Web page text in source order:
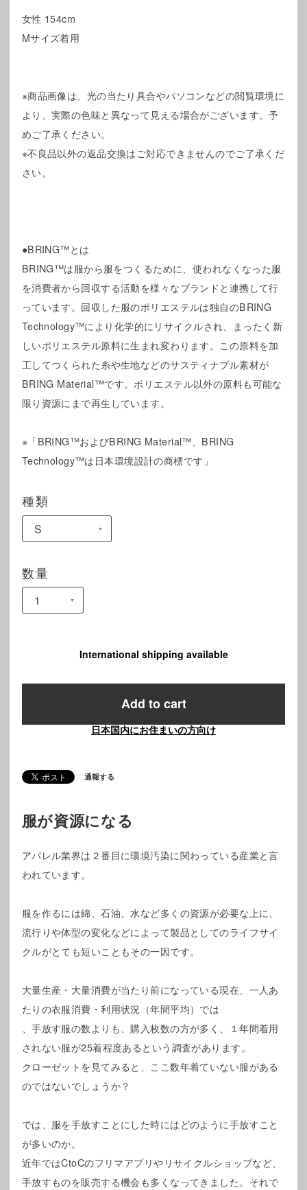
女性 154cm
Mサイズ着用
※商品画像は、光の当たり具合やパソコンなどの閲覧環境に
より、実際の色味と異なって見える場合がございます。予
めご了承ください。
※不良品以外の返品交換はご対応できませんのでご了承くだ
さい。
●BRING™とは
BRING™は服から服をつくるために、使われなくなった服
を消費者から回収する活動を様々なブランドと連携して行
っています。回収した服のポリエステルは独自のBRING
Technology™により化学的にリサイクルされ、まったく新
しいポリエステル原料に生まれ変わります。この原料を加
工してつくられた糸や生地などのサスティナブル素材が
BRING Material™です。ポリエステル以外の原料も可能な
限り資源にまで再生しています。
※「BRING™およびBRING Material™、BRING
Technology™は日本環境設計の商標です」
種類
数量
International shipping available
Add to cart
日本国内にお住まいの方向け
通報する
服が資源になる
アパレル業界は２番目に環境汚染に関わっている産業と言
われています。
服を作るには綿、石油、水など多くの資源が必要な上に、
流行りや体型の変化などによって製品としてのライフサイ
クルがとても短いこともその一因です。
大量生産・大量消費が当たり前になっている現在、一人あ
たりの衣服消費・利用状況（年間平均）では
、手放す服の数よりも、購入枚数の方が多く、１年間着用
されない服が25着程度あるという調査があります。
クローゼットを見てみると、ここ数年着ていない服がある
のではないでしょうか？
では、服を手放すことにした時にはどのように手放すこと
が多いのか。
近年ではCtoCのフリマアプリやリサイクルショップなど、
手放すものを販売する機会も多くなってきました。それで